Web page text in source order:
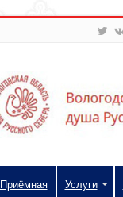
Приёмная Услуги